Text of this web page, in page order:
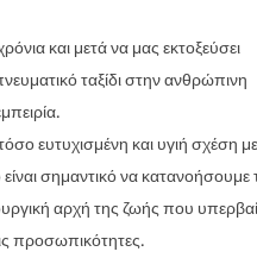
και μετά να μας εκτοξεύσει
ταξίδι στην ανθρώπινη
ευτυχισμένη και υγιή σχέση
είναι σημαντικό να κατανοήσουμε
αρχή της ζωής που
προσωπικότητες.